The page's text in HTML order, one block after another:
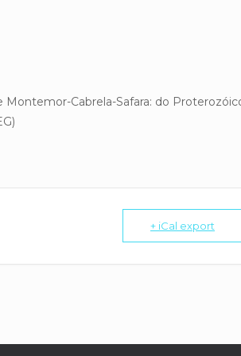
Montemor-Cabrela-Safara: do
+ iCal export